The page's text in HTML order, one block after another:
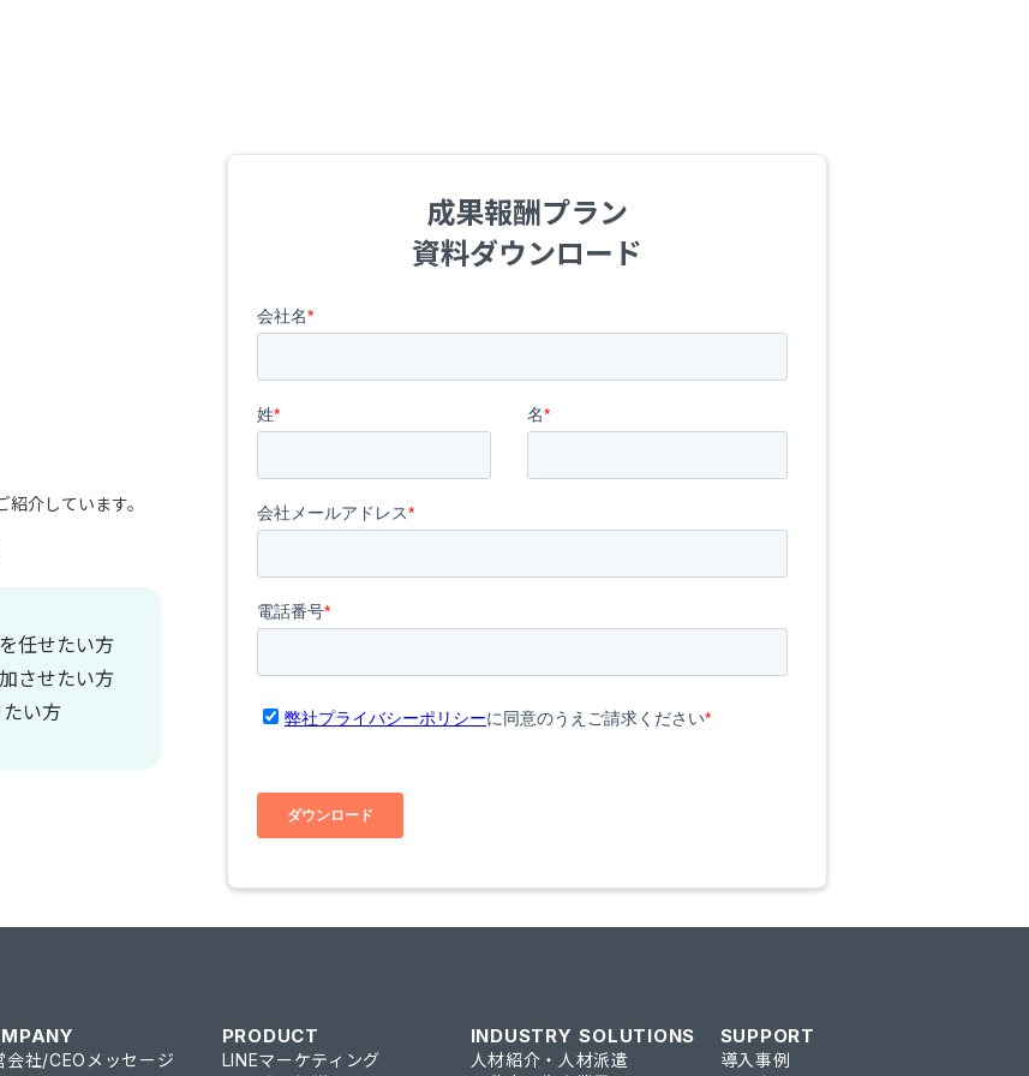
介しています。
任せたい方
させたい方
い方
成果報酬プラン
資料ダウンロード
会社/CEOメッセージ
PRODUCT
LINEマーケティング
INDUSTRY SOLUTIONS
人材紹介・人材派遣
SUPPORT
導入事例